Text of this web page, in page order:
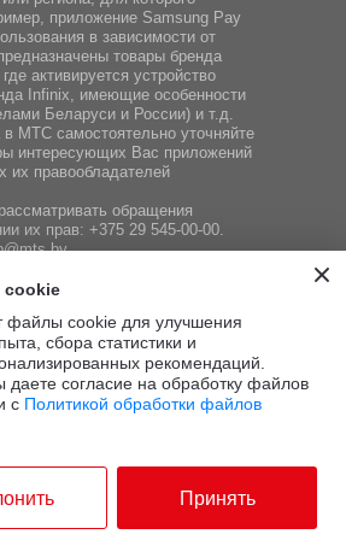
приложение Samsung Pay
в зависимости от
товары бренда
активируется устройство
Infiniх, имеющие особенности
Беларуси и России) и т.д.
в МТС самостоятельно уточняйте
интересующих Вас приложений
их правообладателей
обращения
их прав: +375 29 545-00-00.
местных исполнительных и
ТелеСистемы»,
обращения покупателей:
конфиденциальности
Google
Условия
cookie
файлы cookie для улучшения
сбора статистики и
рекомендаций.
согласие на обработку файлов
с Политикой обработки файлов
Принять